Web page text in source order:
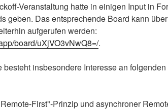
Veranstaltung hatte in einigen Input in
geben. Das entsprechende Board kann über
aufgerufen werden:
board/uXjVO3vNwQ8=/.
besteht insbesondere Interesse an folgenden
First"-Prinzip und asynchroner